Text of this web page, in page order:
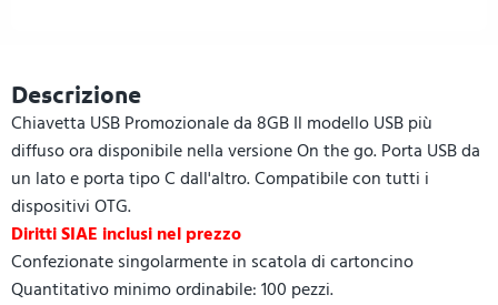
Descrizione
Chiavetta USB Promozionale da 8GB Il modello USB più
diffuso ora disponibile nella versione On the go. Porta USB da
un lato e porta tipo C dall'altro. Compatibile con tutti i
dispositivi OTG.
Diritti SIAE inclusi nel prezzo
Confezionate singolarmente in scatola di cartoncino
Quantitativo minimo ordinabile: 100 pezzi.